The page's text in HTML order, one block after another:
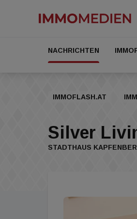
NACHRICHTEN
IMMOFLASH.AT
Silver
STADTHAUS